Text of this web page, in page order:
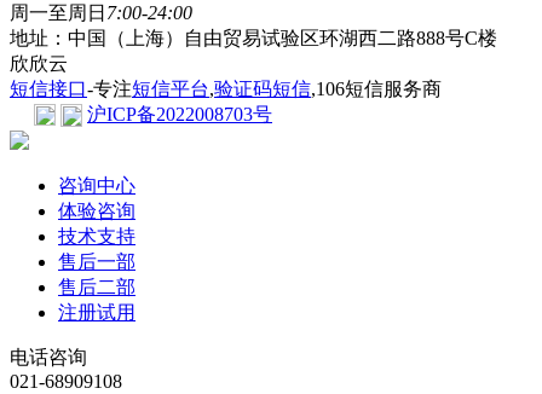
周一至周日 7:00-24:00
地址：中国（上海）自由贸易试验区环湖西二路888号C楼
欣欣云
短信接口-专注短信平台,验证码短信,106短信服务商
沪ICP备2022008703号
咨询中心
体验咨询
技术支持
售后一部
售后二部
注册试用
电话咨询
021-68909108